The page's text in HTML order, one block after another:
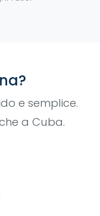
e semplice.
a Cuba.